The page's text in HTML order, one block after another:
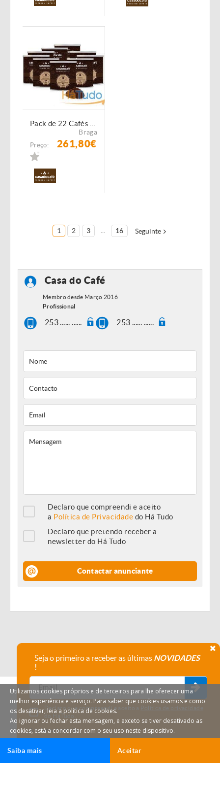
Braga
Preço: 261,80€
1 2 3 16 Seguinte
Casa do Café
Membro desde Março 2016
Profissional
253 ...... ...... 253 ...... ......
Declaro que compreendi e aceito
a Política de Privacidade do Há Tudo
Declaro que pretendo receber a
newsletter do Há Tudo
Contactar anunciante
Seja o primeiro a receber as últimas NOVIDADES
!
Declaro que compreendi e aceito a Política de privacidade
do HáTudo.
Anular subscrição
Utilizamos cookies próprios e de terceiros para lhe oferecer uma
melhor experiência e serviço. Para saber que cookies usamos e como
os desativar, leia a política de cookies.
Ao ignorar ou fechar esta mensagem, e exceto se tiver desativado as
cookies, está a concordar com o seu uso neste dispositivo.
Aceitar
Saiba mais